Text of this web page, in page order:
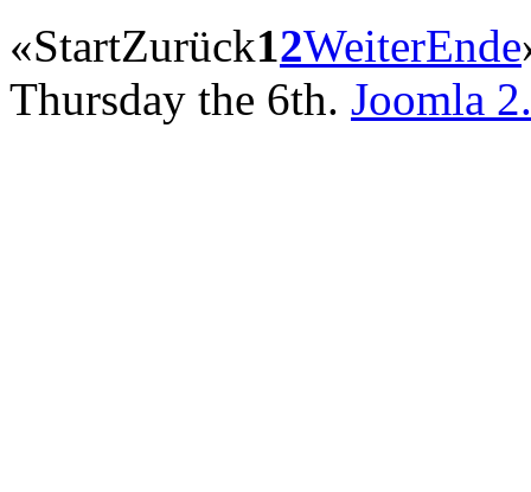
«StartZurück12WeiterEnde
Thursday the 6th. Joomla